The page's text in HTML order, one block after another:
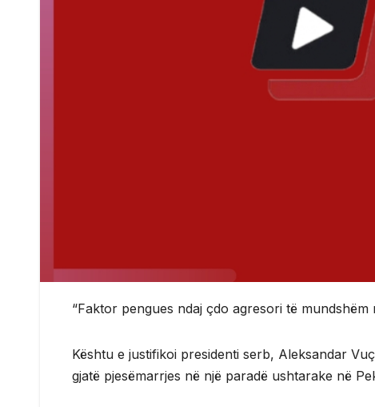
“Faktor pengues ndaj çdo agresori të mundshëm
Kështu e justifikoi presidenti serb, Aleksandar
gjatë pjesëmarrjes në një paradë ushtarake në